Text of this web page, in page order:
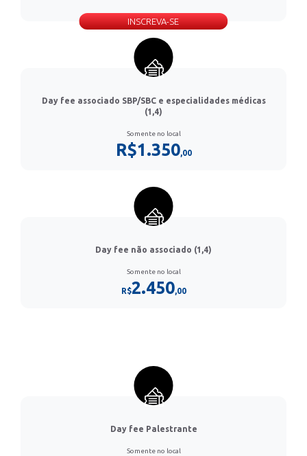
INSCREVA-SE
Day fee associado SBP/SBC e especialidades médicas
(1,4)
Somente no local
R$1.350,00
Day fee não associado (1,4)
Somente no local
R$2.450,00
Day fee Palestrante
Somente no local